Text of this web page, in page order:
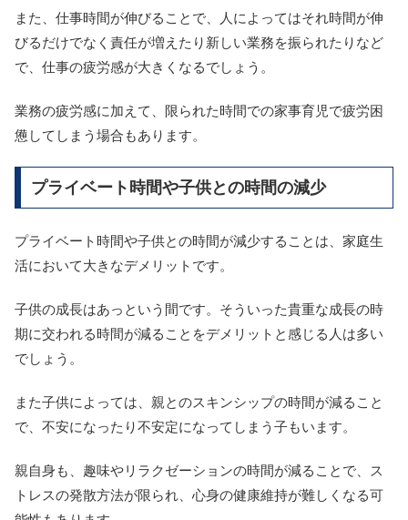
また、仕事時間が伸びることで、人によってはそれ時間が伸
びるだけでなく責任が増えたり新しい業務を振られたりなど
で、仕事の疲労感が大きくなるでしょう。
業務の疲労感に加えて、限られた時間での家事育児で疲労困
憊してしまう場合もあります。
プライベート時間や子供との時間の減少
プライベート時間や子供との時間が減少することは、家庭生
活において大きなデメリットです。
子供の成長はあっという間です。そういった貴重な成長の時
期に交われる時間が減ることをデメリットと感じる人は多い
でしょう。
また子供によっては、親とのスキンシップの時間が減ること
で、不安になったり不安定になってしまう子もいます。
親自身も、趣味やリラクゼーションの時間が減ることで、ス
トレスの発散方法が限られ、心身の健康維持が難しくなる可